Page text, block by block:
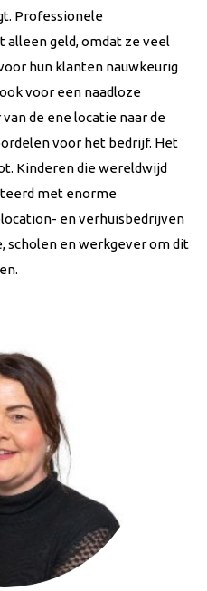
Professionele
geld, omdat ze veel
hun klanten nauwkeurig
voor een naadloze
de ene locatie naar de
voor het bedrijf. Het
Kinderen die wereldwijd
met enorme
en verhuisbedrijven
scholen en werkgever om dit